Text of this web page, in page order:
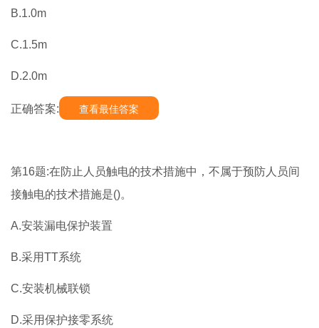
B.1.0m
C.1.5m
D.2.0m
正确答案: 查看最佳答案
第16题:在防止人员触电的技术措施中，不属于预防人员间
接触电的技术措施是()。
A.安装漏电保护装置
B.采用TT系统
C.安装机械联锁
D.采用保护接零系统